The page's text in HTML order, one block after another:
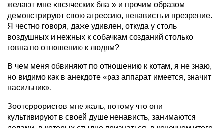
желают мне «всяческих благ» и прочим образом
демонстрируют свою агрессию, ненависть и презрение.
Я честно говоря, даже удивлен, откуда у столь
воздушных и нежных к собачкам созданий столько
говна по отношению к людям?
В чем меня обвиняют по отношению к котам, я не знаю,
но видимо как в анекдоте «раз аппарат имеется, значит
насильник».
Зоотеррористов мне жаль, потому что они
культивируют в своей душе ненависть, занимаются